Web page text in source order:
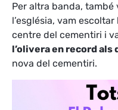
Per altra banda, també
l’església, vam escoltar
centre del cementiri i
l’olivera en record als
nova del cementiri.